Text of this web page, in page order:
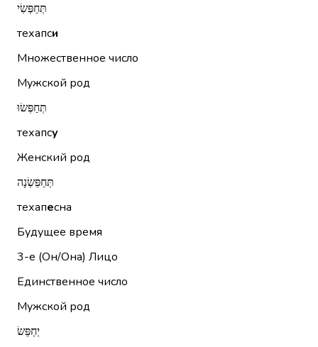
תְּחַפְּשִׂי
техапси
Множественное число
Мужской род
תְּחַפְּשׂוּ
техапсу
Женский род
תְּחַפֵּשְׂנָה
техапесна
Будущее время
3-е (Он/Она) Лицо
Единственное число
Мужской род
יְחַפֵּשׂ